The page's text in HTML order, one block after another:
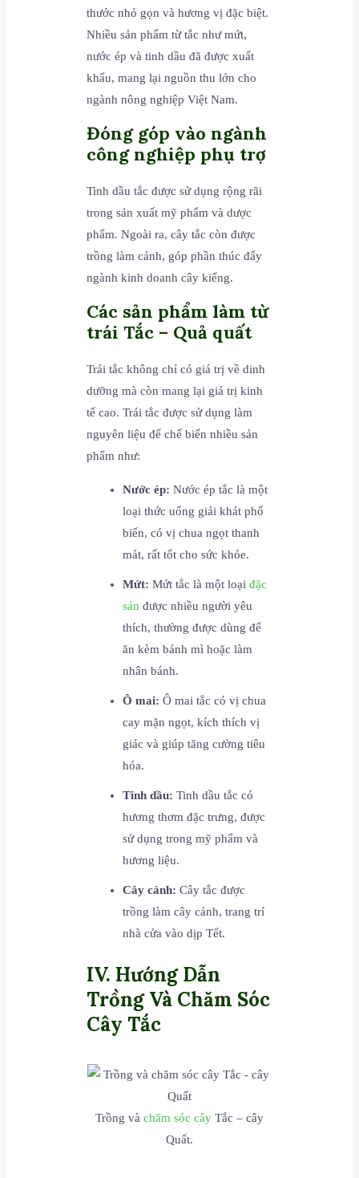
thước nhỏ gọn và hương vị đặc biệt.
Nhiều sản phẩm từ tắc như mứt,
nước ép và tinh dầu đã được xuất
khẩu, mang lại nguồn thu lớn cho
ngành nông nghiệp Việt Nam.
Đóng góp vào ngành
công nghiệp phụ trợ
Tinh dầu tắc được sử dụng rộng rãi
trong sản xuất mỹ phẩm và dược
phẩm. Ngoài ra, cây tắc còn được
trồng làm cảnh, góp phần thúc đẩy
ngành kinh doanh cây kiểng.
Các sản phẩm làm từ
trái Tắc – Quả quất
Trái tắc không chỉ có giá trị về dinh
dưỡng mà còn mang lại giá trị kinh
tế cao. Trái tắc được sử dụng làm
nguyên liệu để chế biến nhiều sản
phẩm như:
Nước ép: Nước ép tắc là một
loại thức uống giải khát phổ
biến, có vị chua ngọt thanh
mát, rất tốt cho sức khỏe.
Mứt: Mứt tắc là một loạiđặc
sản được nhiều người yêu
thích, thường được dùng để
ăn kèm bánh mì hoặc làm
nhân bánh.
Ô mai: Ô mai tắc có vị chua
cay mặn ngọt, kích thích vị
giác và giúp tăng cường tiêu
hóa.
Tinh dầu: Tinh dầu tắc có
hương thơm đặc trưng, được
sử dụng trong mỹ phẩm và
hương liệu.
Cây cảnh: Cây tắc được
trồng làm cây cảnh, trang trí
nhà cửa vào dịp Tết.
IV. Hướng Dẫn
Trồng Và Chăm Sóc
Cây Tắc
Trồng và chăm sóc cây Tắc – cây
Quất.